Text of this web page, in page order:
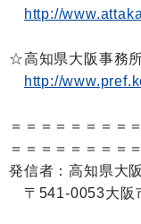
http://
☆高知県大阪事務
http://
＝＝＝＝＝＝＝＝
＝＝＝＝＝＝＝＝＝
発信者：高知県大
〒541-0053大阪
センバセ